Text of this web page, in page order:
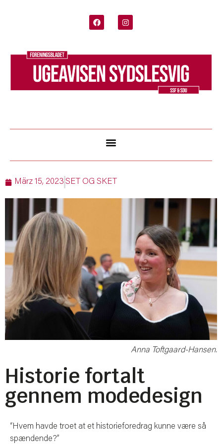
März 15, 2023 SET OG SKET
Anna Toftgaard-Hansen.
Historie fortalt
gennem modedesign
“Hvem havde troet at et historieforedrag kunne være så
spændende?”